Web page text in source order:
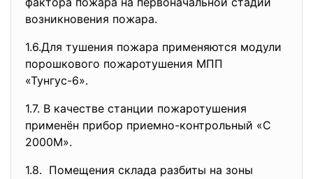
возникновения пожара.
1.6.Для тушения пожара применяются модули
порошкового пожаротушения МПП
«Тунгус-6».
1.7. В качестве станции пожаротушения
применён прибор приемно-контрольный «С
2000М».
1.8. Помещения склада разбиты на зоны